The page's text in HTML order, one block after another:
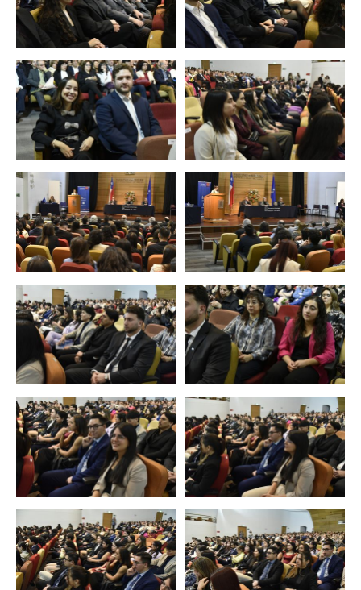
Zoom Zoom
Zoom Zoom
Zoom Zoom
Zoom Zoom
Zoom